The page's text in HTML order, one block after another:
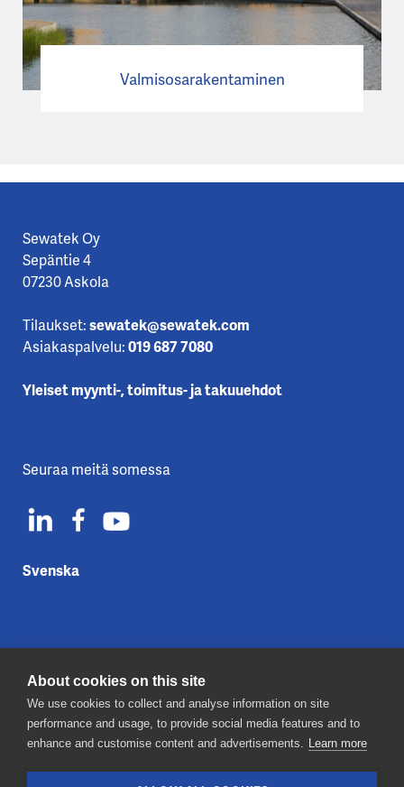
Valmisosarakentaminen
Sewatek Oy
Sepäntie 4
07230 Askola
Tilaukset:sewatek@sewatek.com
Asiakaspalvelu:019 687 7080
Yleiset myynti-, toimitus- ja takuuehdot
Seuraa meitä somessa
Svenska
Ota yhteyttä
Tietosuojaseloste
Evästeet
About cookies on this site
We use cookies to collect and analyse information on site
performance and usage, to provide social media features and to
enhance and customise content and advertisements. Learn more